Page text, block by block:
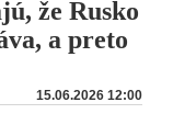
že Rusko
a preto
15.06.2026 12:00